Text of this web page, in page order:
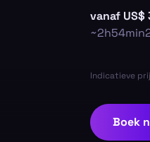
vanaf US$
~2h54min
Indicatieve
Boek